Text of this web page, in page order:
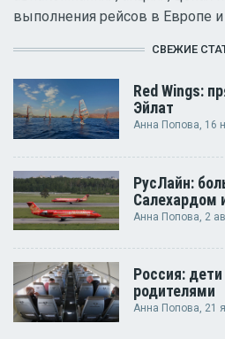
выполнения рейсов в Европе и
СВЕЖИЕ
Red Wings:
Эйлат
Анна Попова, 16
РусЛайн:
Салехардом
Анна Попова , 2
Россия:
родителями
Анна Попова, 21